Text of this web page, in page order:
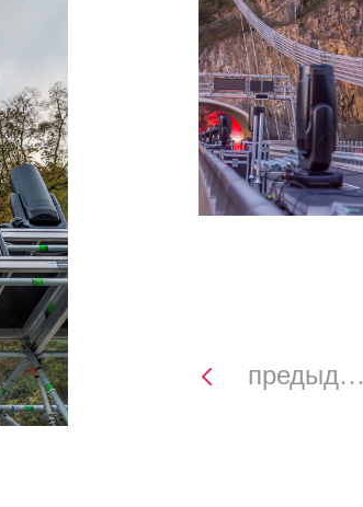
предыдущее